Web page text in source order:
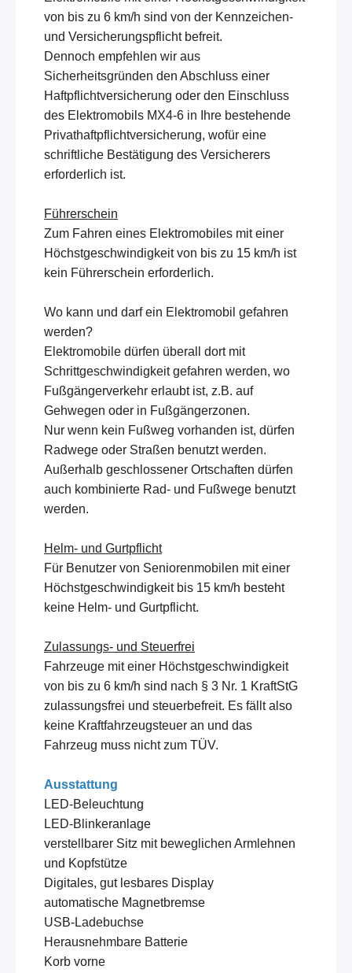
von bis zu 6 km/h sind von der Kennzeichen-
und Versicherungspflicht befreit.
Dennoch empfehlen wir aus
Sicherheitsgründen den Abschluss einer
Haftpflichtversicherung oder den Einschluss
des Elektromobils MX4-6 in Ihre bestehende
Privathaftpflichtversicherung, wofür eine
schriftliche Bestätigung des Versicherers
erforderlich ist.
Führerschein
Zum Fahren eines Elektromobiles mit einer
Höchstgeschwindigkeit von bis zu 15 km/h ist
kein Führerschein erforderlich.
Wo kann und darf ein Elektromobil gefahren
werden?
Elektromobile dürfen überall dort mit
Schrittgeschwindigkeit gefahren werden, wo
Fußgängerverkehr erlaubt ist, z.B. auf
Gehwegen oder in Fußgängerzonen.
Nur wenn kein Fußweg vorhanden ist, dürfen
Radwege oder Straßen benutzt werden.
Außerhalb geschlossener Ortschaften dürfen
auch kombinierte Rad- und Fußwege benutzt
werden.
Helm- und Gurtpflicht
Für Benutzer von Seniorenmobilen mit einer
Höchstgeschwindigkeit bis 15 km/h besteht
keine Helm- und Gurtpflicht.
Zulassungs- und Steuerfrei
Fahrzeuge mit einer Höchstgeschwindigkeit
von bis zu 6 km/h sind nach § 3 Nr. 1 KraftStG
zulassungsfrei und steuerbefreit. Es fällt also
keine Kraftfahrzeugsteuer an und das
Fahrzeug muss nicht zum TÜV.
Ausstattung
LED-Beleuchtung
LED-Blinkeranlage
verstellbarer Sitz mit beweglichen Armlehnen
und Kopfstütze
Digitales, gut lesbares Display
automatische Magnetbremse
USB-Ladebuchse
Herausnehmbare Batterie
Korb vorne